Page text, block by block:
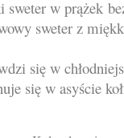
w prążek
sweter z
się w
się w asyście